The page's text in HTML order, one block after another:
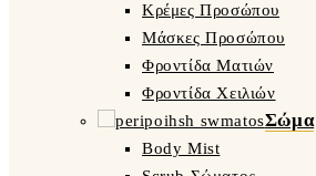
Κρέμες Προσώπου
Μάσκες Προσώπου
Φροντίδα Ματιών
Φροντίδα Χειλιών
Σώμα
Body Mist